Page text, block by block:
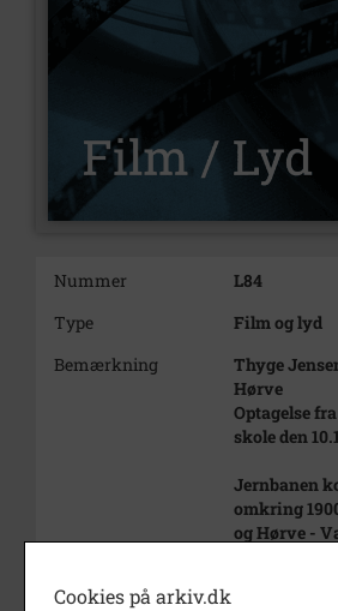
Nummer
L84
Type
Film og lyd
Bemærkning
Thyge
Hørve
Optagelse
skole den
Jernbanen
omkring
og Hørve -
Cookies på arkiv.dk